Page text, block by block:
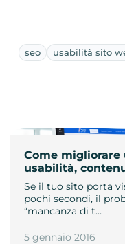
seo usabilità sito
Come migliorare
usabilità,
Se il tuo sito porta
pochi secondi, il
“mancanza di t…
5 gennaio 2016